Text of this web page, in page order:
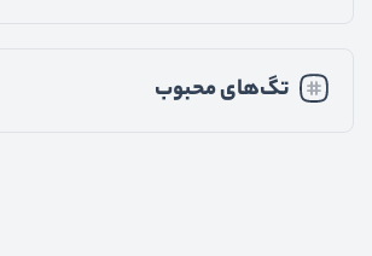
رابط_کاربریتگ‌های محبوب